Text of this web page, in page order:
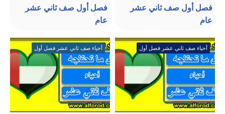
فصل أول صف ثاني عشر
عام
فصل أول صف ثاني عشر
عام
أحياء صف ثاني عشر فصل أول أحياء صف ثاني عشر فصل أول